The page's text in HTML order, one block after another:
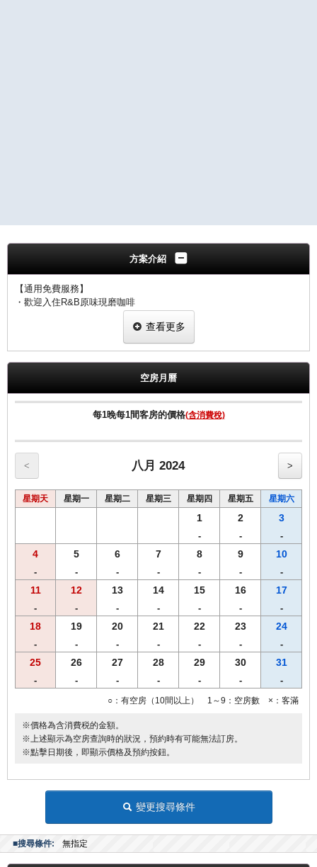
方案介紹
【通用免費服務】
・歡迎入住R&B原味現磨咖啡
查看更多
空房月曆
每1晚每1間客房的價格(含消費稅)
< 八月 2024 >
星期天 星期一 星期二 星期三 星期四 星期五 星期六
1
-
2
-
3
-
4
-
5
-
6
-
7
-
8
-
9
-
10
-
11
-
12
-
13
-
14
-
15
-
16
-
17
-
18
-
19
-
20
-
21
-
22
-
23
-
24
-
25
-
26
-
27
-
28
-
29
-
30
-
31
-
○：有空房（10間以上） 1～9：空房數 ×：客滿
※價格為含消費税的金額。
※上述顯示為空房查詢時的狀況，預約時有可能無法訂房。
※點擊日期後，即顯示價格及預約按鈕。
變更搜尋條件
■搜尋條件: 無指定